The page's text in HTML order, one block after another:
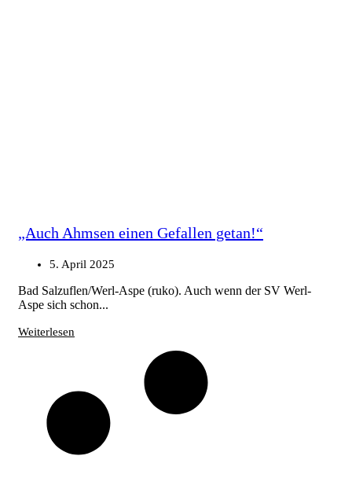
„Auch Ahmsen einen Gefallen getan!“
5. April 2025
Bad Salzuflen/Werl-Aspe (ruko). Auch wenn der SV Werl-
Aspe sich schon...
Weiterlesen